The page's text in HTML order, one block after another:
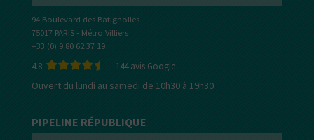
94 Boulevard des Batignolles
75017 PARIS - Métro Villiers
+33 (0) 9 80 62 37 19
4.8 - 144avis Google
Ouvert du lundi au samedi de 10h30 à 19h30
PIPELINE RÉPUBLIQUE